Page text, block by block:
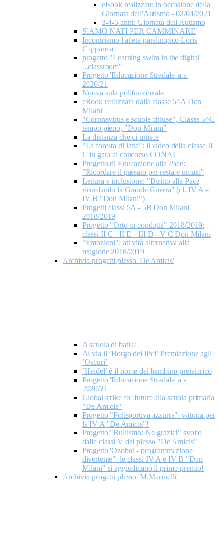
eBook realizzato in occasione della
Giornata dell'Autismo - 02/04/2021
3-4-5 anni: Giornata dell'Autismo
SIAMO NATI PER CAMMINARE
Incontriamo l'atleta paralimpico Loris
Cappanna
progetto "Learning swim in the digital
...classroom"
Progetto 'Educazione Stradale' a.s.
2020/21
Nuova aula polifunzionale
eBook realizzato dalla classe 5^A Don
Milani
"Coronavirus e scuole chiuse", Classe 5^C
tempo pieno, "Don Milani"
La distanza che ci unisce
"La foresta di latta": il video della classe II
C in gara al concorso CONAI
Progetto di Educazione alla Pace:
"Ricordare il passato per restare umani"
Lettura e inclusione: "Diritto alla Pace
ricordando la Grande Guerra" (cl. IV A e
IV B "Don Milani")
Progetti classi 5A - 5B Don Milani
2018/2019
Progetto "Orto in condotta" 2018/2019:
classi II C - II D - III D - V C Don Milani
"Emozioni": attività alternativa alla
religione 2018/2019
Archivio progetti plesso 'De Amicis'
A scuola di batik!
Al via il ’Borgo dei libri’ Premiazione agli
’Oscuri’
’Heidel’ è il nome del bambino preistorico
Progetto 'Educazione Stradale' a.s.
2020/21
Global strike for future alla scuola primaria
"De Amicis"
Progetto "Polisportiva azzurra": vittoria per
la IV A "De Amicis"!
Progetto "Bullismo: No grazie!" svolto
dalle classi V del plesso "De Amicis"
Progetto 'Ozobot - programmazione
divertente": le classi IV A e IV B "Don
Milani" si aggiudicano il primo premio!
Archivio progetti plesso 'M.Marinelli'